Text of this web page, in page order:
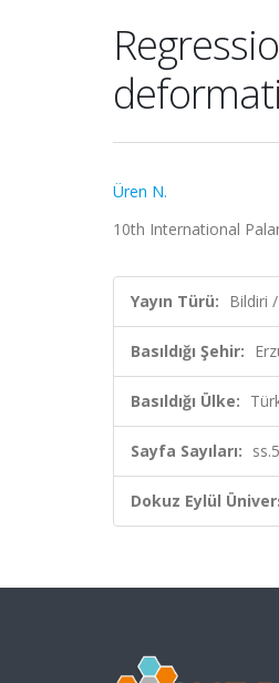
Üren N.
10th International
Yayın Türü: Bildiri
Basıldığı Şehir:
Basıldığı Ülke:
Sayfa Sayıları:
Dokuz Eylül